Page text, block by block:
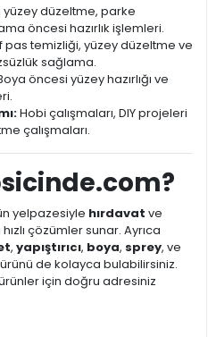
yüzey düzeltme, parke
öncesi hazırlık işlemleri.
pas temizliği, yüzey düzeltme ve
sağlama.
öncesi yüzey hazırlığı ve
Hobi çalışmaları, DIY projeleri
çalışmaları.
yelpazesiyle hırdavat ve
çözümler sunar. Ayrıca
, yapıştırıcı, boya, sprey, ve
de kolayca bulabilirsiniz.
için doğru adresiniz